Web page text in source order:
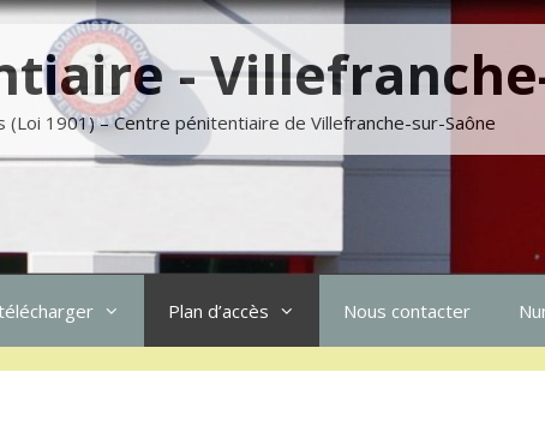
-
1901) – Centre pénitentiaire de Villefranche-sur-Saône
Plan d’accès Nous contacter